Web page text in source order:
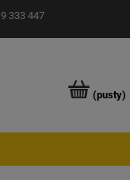
333 447
(pusty)